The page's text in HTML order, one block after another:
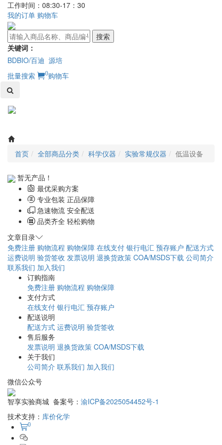
工作时间：08:30-17：30
我的订单 购物车
搜索
关键词：
BDBIO/百迪 源培
批量搜索
0购物车
首页 全部商品分类 科学仪器 实验常规仪器 低温设备
暂无产品！
最优采购方案
专业包装 正品保障
急速物流 安全配送
品类齐全 轻松购物
文章目录
免费注册 购物流程 购物保障 在线支付 银行电汇 预存账户 配送方式
运费说明 验货签收 发票说明 退换货政策 COA/MSDS下载 公司简介
联系我们 加入我们
订购指南
免费注册 购物流程 购物保障
支付方式
在线支付 银行电汇 预存账户
配送说明
配送方式 运费说明 验货签收
售后服务
发票说明 退换货政策 COA/MSDS下载
关于我们
公司简介 联系我们 加入我们
微信公众号
智享实验商城 备案号： 渝ICP备2025054452号-1
技术支持： 库价化学
0